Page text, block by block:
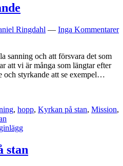
Ringdahl — Inga Kommentarer
sanning och att försvara det som
att vi är många som längtar efter
styrkande att se exempel…
, hopp, Kyrkan på stan, Mission,
stan